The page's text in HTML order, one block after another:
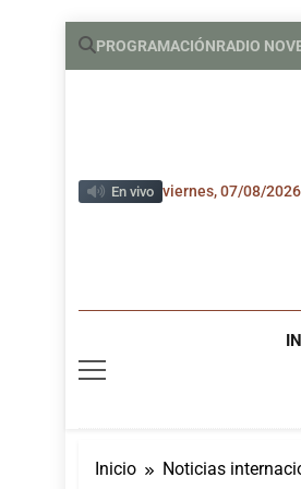
Saltar
PROGRAMACIÓNRADIO
En vivo viernes, 07/08/2026
Inicio Noticias